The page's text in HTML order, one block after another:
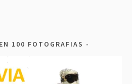
100 FOTOGRAFIAS